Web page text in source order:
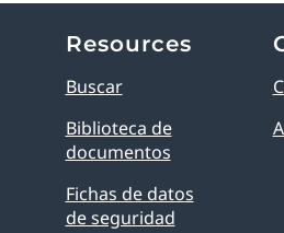
Resources
Buscar
Biblioteca de
documentos
Fichas de datos
de seguridad